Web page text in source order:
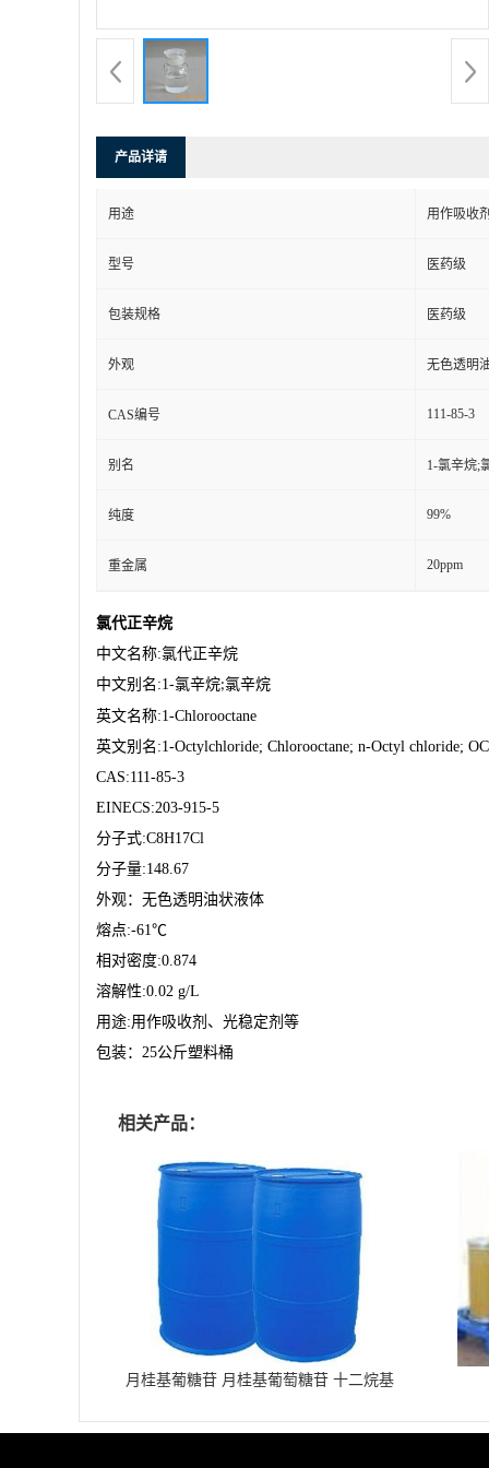
产品详请
用途 用作吸收
型号 医药级
包装规格 医药级
外观 无色透明
CAS编号 111-85-3
别名 1-氯辛烷;
纯度 99%
重金属 20ppm
氯代正辛烷
中文名称:氯代正辛烷
中文别名 :1-氯辛烷;氯辛烷
英文名称:1-Chlorooctane
英文别名 :1-Octylchloride; Chlorooctane; n-Octyl chloride;
CAS:111-85-3
EINECS:203-915-5
分子式:C8H17Cl
分子量:148.67
外观：无色透明油状液体
熔点:-61℃
相对密度:0.874
溶解性:0.02 g/L
用途:用作吸收剂、光稳定剂等
包装： 25公斤塑料桶
相关产品：
月桂基葡糖苷 月桂基葡萄糖苷 十二烷基